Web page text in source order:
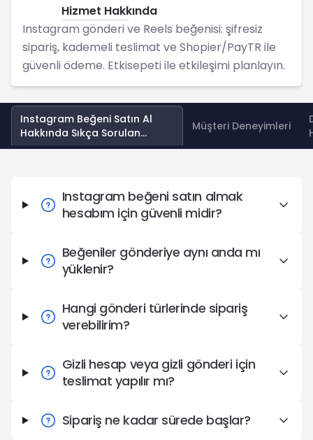
Hizmet Hakkında
Instagram gönderi ve Reels beğenisi: şifresiz
sipariş, kademeli teslimat ve Shopier/PayTR ile
güvenli ödeme. Etkisepeti ile etkileşimi planlayın.
Instagram Beğeni Satın Al
Hakkında Sıkça Sorulan
Sorular
Müşteri Deneyimleri
Instagram beğeni satın almak
hesabım için güvenli midir?
Beğeniler gönderiye aynı anda mı
yüklenir?
Hangi gönderi türlerinde sipariş
verebilirim?
Gizli hesap veya gizli gönderi için
teslimat yapılır mı?
Sipariş ne kadar sürede başlar?